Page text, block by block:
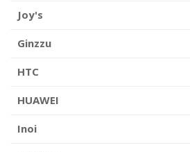
Joy's
Ginzzu
HTC
HUAWEI
Inoi